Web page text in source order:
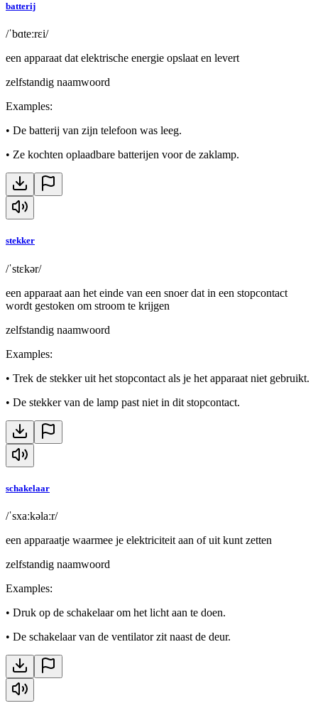
batterij
/ˈbɑteːrɛi/
een apparaat dat elektrische energie opslaat en levert
zelfstandig naamwoord
Examples:
• De batterij van zijn telefoon was leeg.
• Ze kochten oplaadbare batterijen voor de zaklamp.
stekker
/ˈstɛkər/
een apparaat aan het einde van een snoer dat in een stopcontact
wordt gestoken om stroom te krijgen
zelfstandig naamwoord
Examples:
• Trek de stekker uit het stopcontact als je het apparaat niet gebruikt.
• De stekker van de lamp past niet in dit stopcontact.
schakelaar
/ˈsxaːkəlaːr/
een apparaatje waarmee je elektriciteit aan of uit kunt zetten
zelfstandig naamwoord
Examples:
• Druk op de schakelaar om het licht aan te doen.
• De schakelaar van de ventilator zit naast de deur.